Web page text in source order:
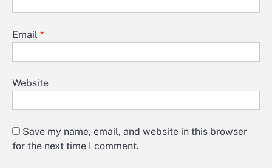
Email *
Website
Save my name, email, and website in this browser
for the next time I comment.